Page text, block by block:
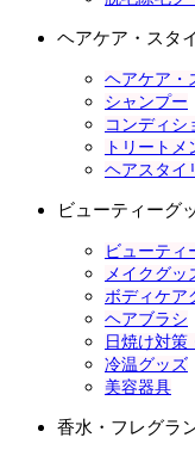
ヘアケア・スタ
ヘアケア・
シャンプー
コンディシ
トリート
ヘアスタイ
ビューティーグ
ビューティ
メイクグッ
ボディケア
ヘアブラシ
日焼け対策
冷温グッズ
美容器具
香水・フレグラ